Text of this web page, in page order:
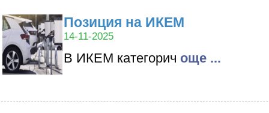
Позиция на ИКЕМ
14-11-2025
В ИКЕМ категорич oще ...